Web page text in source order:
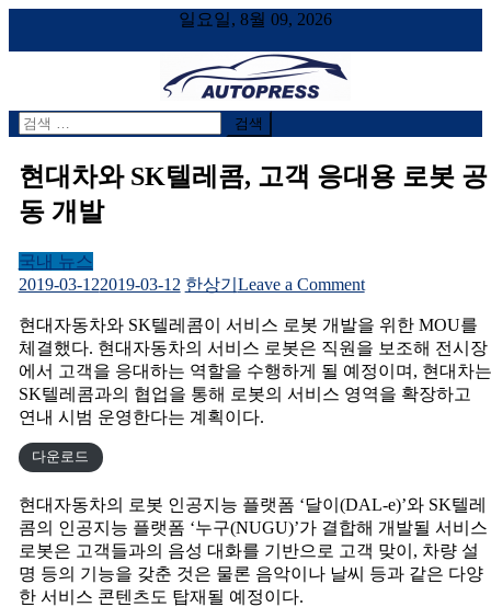
일요일, 8월 09, 2026
AUTOPRESS
오토프레스, 자동차시승기, 자동차, 시승기, 한상기
검
색
어:
현대차와 SK텔레콤, 고객 응대용 로봇 공
동 개발
국내 뉴스
2019-03-122019-03-12 한상기 Leave a Commenton
대
차
와
SK
객
응
대
용
현대자동차와 SK텔레콤이 서비스 로봇 개발을 위한 MOU를
체결했다. 현대자동차의 서비스 로봇은 직원을 보조해 전시장
에서 고객을 응대하는 역할을 수행하게 될 예정이며, 현대차는
SK텔레콤과의 협업을 통해 로봇의 서비스 영역을 확장하고
연내 시범 운영한다는 계획이다.
다운로드
현대자동차의 로봇 인공지능 플랫폼 ‘달이(DAL-e)’와 SK텔레
콤의 인공지능 플랫폼 ‘누구(NUGU)’가 결합해 개발될 서비스
로봇은 고객들과의 음성 대화를 기반으로 고객 맞이, 차량 설
명 등의 기능을 갖춘 것은 물론 음악이나 날씨 등과 같은 다양
한 서비스 콘텐츠도 탑재될 예정이다.